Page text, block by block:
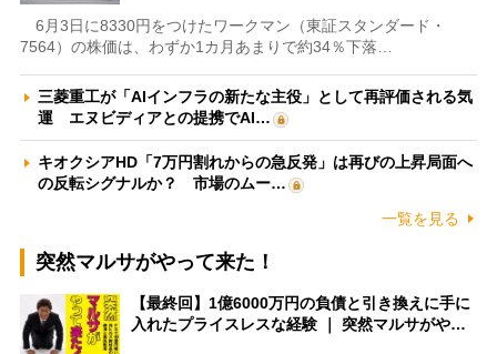
6月3日に8330円をつけたワークマン（東証スタンダード・
7564）の株価は、わずか1カ月あまりで約34％下落…
三菱重工が「AIインフラの新たな主役」として再評価される気
運 エヌビディアとの提携でAI…
キオクシアHD「7万円割れからの急反発」は再びの上昇局面へ
の反転シグナルか？ 市場のムー…
一覧を見る
突然マルサがやって来た！
【最終回】1億6000万円の負債と引き換えに手に
入れたプライスレスな経験 ｜ 突然マルサがや…